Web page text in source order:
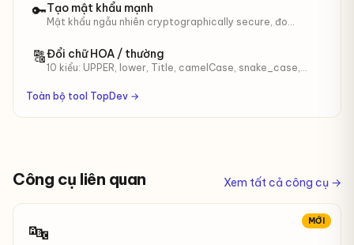
🔑Tạo mật khẩu mạnh
Mật khẩu ngẫu nhiên cryptographically secure, đo
🔠Đổi chữ HOA / thường
10 kiểu: UPPER, lower, Title, camelCase, snake_case,
Toàn bộ tool TopDev →
Công cụ liên quan Xem tất cả công cụ →
MỚI
🔤